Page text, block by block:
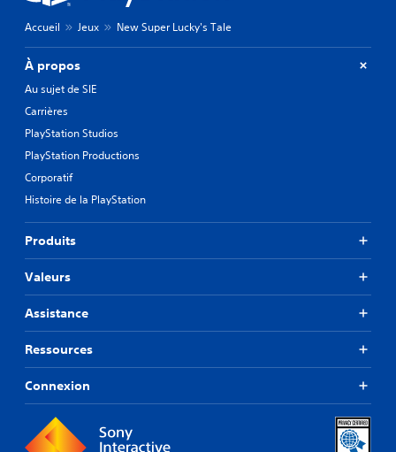
Accueil Jeux New Super Lucky's Tale
À propos
Au sujet de SIE
Carrières
PlayStation Studios
PlayStation Productions
Corporatif
Histoire de la PlayStation
Produits
Valeurs
Assistance
Ressources
Connexion